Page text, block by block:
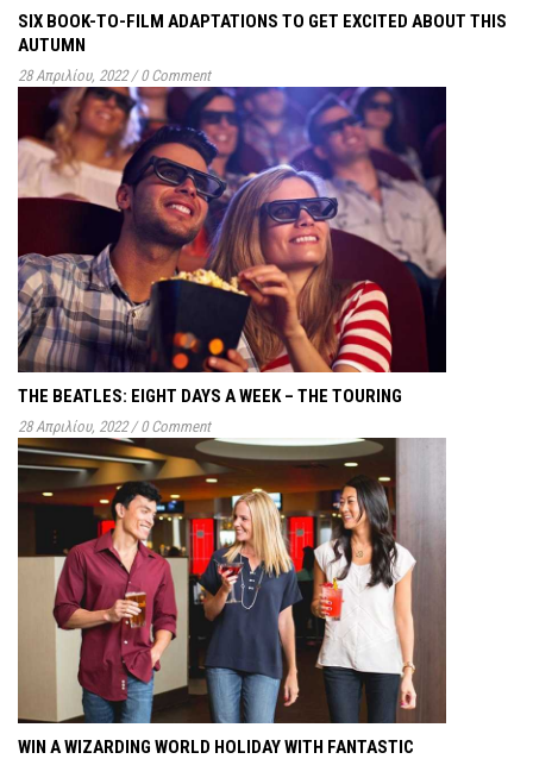
SIX BOOK-TO-FILM ADAPTATIONS TO GET EXCITED ABOUT THIS
AUTUMN
28 Απριλίου, 2022 / 0 Comment
THE BEATLES: EIGHT DAYS A WEEK – THE TOURING
28 Απριλίου, 2022 / 0 Comment
WIN A WIZARDING WORLD HOLIDAY WITH FANTASTIC